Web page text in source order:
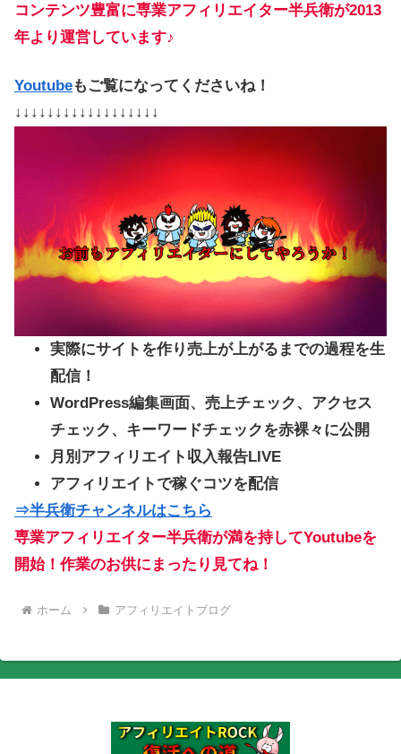
コンテンツ豊富に専業アフィリエイター半兵衛が2013
年より運営しています♪
Youtubeもご覧になってくださいね！
↓↓↓↓↓↓↓↓↓↓↓↓↓↓↓↓↓↓
実際にサイトを作り売上が上がるまでの過程を生
配信！
WordPress編集画面、売上チェック、アクセス
チェック、キーワードチェックを赤裸々に公開
月別アフィリエイト収入報告LIVE
アフィリエイトで稼ぐコツを配信
⇒半兵衛チャンネルはこちら
専業アフィリエイター半兵衛が満を持してYoutubeを
開始！作業のお供にまったり見てね！
ホーム アフィリエイトブログ